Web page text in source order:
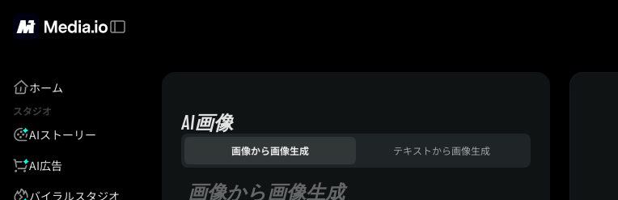
ホーム
スタジオ
AIストーリー
AI広告
バイラルスタジオ
AI画像
画像から画像生成 テキストから画像生成
画像から画像生成